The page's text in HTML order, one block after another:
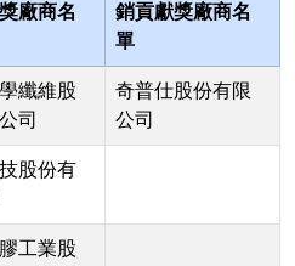
廠商名
銷貢獻獎廠商名
單
纖維股
司
奇普仕股份有限
公司
股份有
工業股